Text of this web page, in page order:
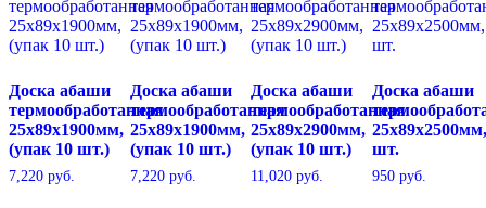
Доска абаши
термообработанная
25х89х1900мм,
(упак 10 шт.)
7,220 руб.
Доска абаши
термообработанная
25х89х1900мм,
(упак 10 шт.)
7,220руб.
Доска абаши
термообработанная
25х89х2900мм,
(упак 10 шт.)
11,020 руб.
Доска абаши
25х89х2500мм,
шт.
950руб.